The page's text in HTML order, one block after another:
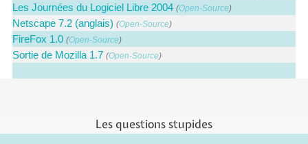
Les Journées du Logiciel Libre 2004 (Open-Source)
Netscape 7.2 (anglais) (Open-Source)
FireFox 1.0 (Open-Source)
Sortie de Mozilla 1.7 (Open-Source)
Les questions stupides